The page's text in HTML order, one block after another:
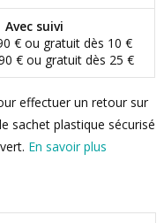
Avec suivi
€ ou gratuit dès 10 €
€ ou gratuit dès 25 €
effectuer un retour sur
sachet plastique sécurisé
En savoir plus